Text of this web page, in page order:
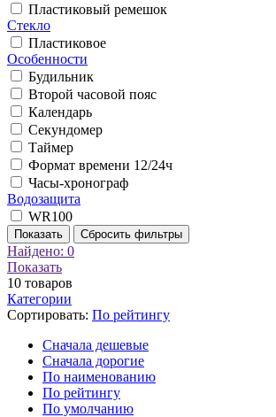
Пластиковый ремешок
Стекло
Пластиковое
Особенности
Будильник
Второй часовой пояс
Календарь
Секундомер
Таймер
Формат времени 12/24ч
Часы-хронограф
Водозащита
WR100
Показать Сбросить фильтры
Найдено: 0
Показать
10 товаров
Категории
Сортировать: По рейтингу
Cначала дешевые
Cначала дорогие
По наименованию
По рейтингу
По умолчанию